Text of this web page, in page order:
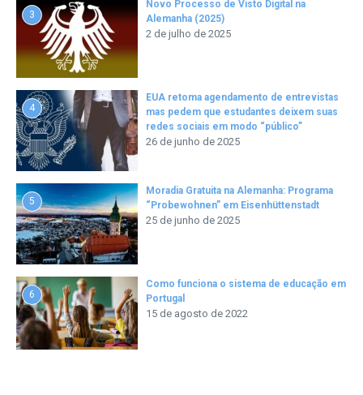
3
Novo Processo de Visto Digital na
Alemanha (2025)
2 de julho de 2025
4
EUA retoma agendamento de entrevistas
mas pedem que estudantes deixem suas
redes sociais em modo “público”
26 de junho de 2025
5
Moradia Gratuita na Alemanha: Programa
“Probewohnen” em Eisenhüttenstadt
25 de junho de 2025
6
Como funciona o sistema de educação em
Portugal
15 de agosto de 2022